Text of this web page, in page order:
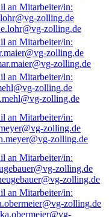
zolling.de
zolling.de
zolling.de
zolling.de
zolling.de